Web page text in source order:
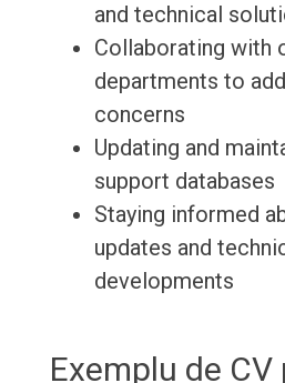
and technical
Collaborating with
departments to
concerns
Updating and
support databases
Staying informed
updates and
developments
Exemplu de CV